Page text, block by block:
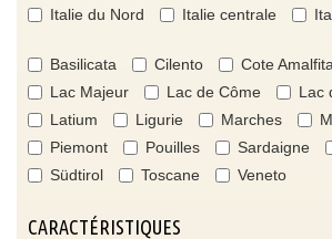
Italie du Nord Italie centrale
Basilicata Cilento Cote
Lac Majeur
Lac de Côme
Lac
Latium
Ligurie Marches
Piemont
Pouilles Sardaigne
Südtirol
Toscane Veneto
CARACTÉRISTIQUES